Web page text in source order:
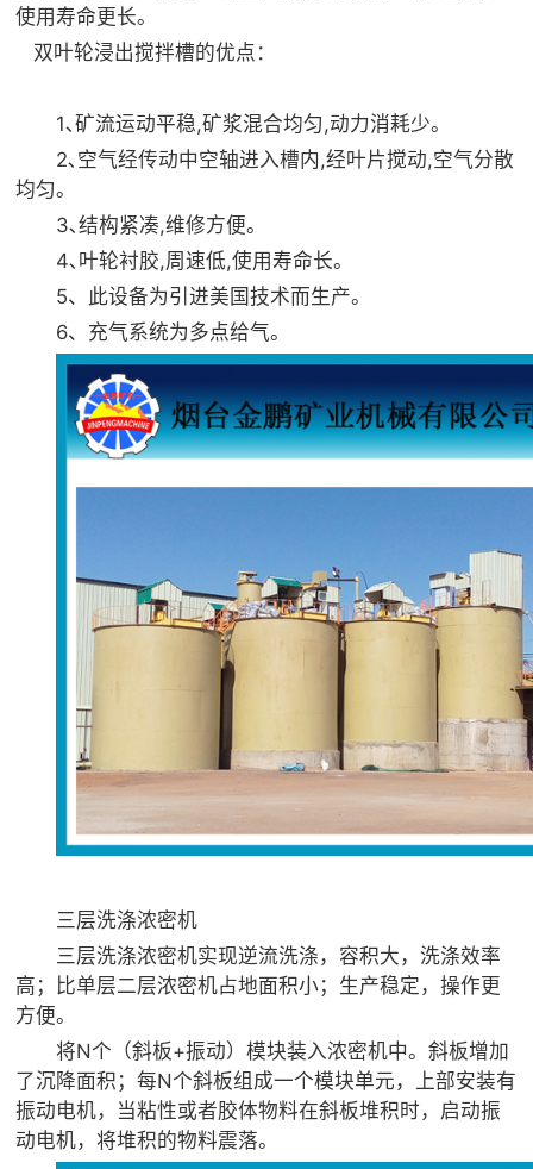
使用寿命更长。
双叶轮浸出搅拌槽的优点：
1､矿流运动平稳,矿浆混合均匀,动力消耗少。
2､空气经传动中空轴进入槽内,经叶片搅动,空气分散
均匀。
3､结构紧凑,维修方便。
4､叶轮衬胶,周速低,使用寿命长。
5、此设备为引进美国技术而生产。
6、充气系统为多点给气。
三层洗涤浓密机
三层洗涤浓密机实现逆流洗涤，容积大，洗涤效率
高；比单层二层浓密机占地面积小；生产稳定，操作更
方便。
将N个（斜板+振动）模块装入浓密机中。斜板增加
了沉降面积；每N个斜板组成一个模块单元，上部安装有
振动电机，当粘性或者胶体物料在斜板堆积时，启动振
动电机，将堆积的物料震落。